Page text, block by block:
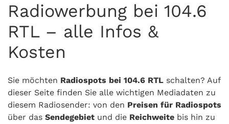
Radiowerbung bei 104.6
RTL – alle Infos &
Kosten
Sie möchten Radiospots bei 104.6 RTL schalten? Auf
dieser Seite finden Sie alle wichtigen Mediadaten zu
diesem Radiosender: von den Preisen für Radiospots
über das Sendegebiet und die Reichweite bis hin zu